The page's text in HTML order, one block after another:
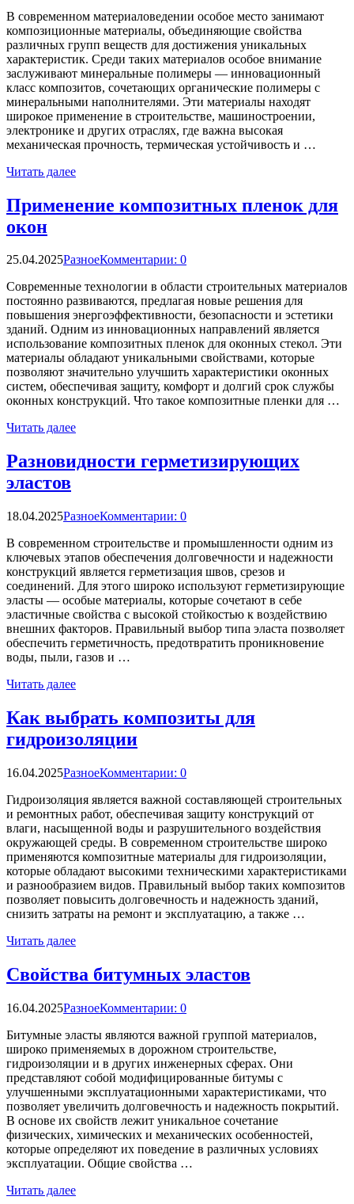
В современном материаловедении особое место занимают
композиционные материалы, объединяющие свойства
различных групп веществ для достижения уникальных
характеристик. Среди таких материалов особое внимание
заслуживают минеральные полимеры — инновационный
класс композитов, сочетающих органические полимеры с
минеральными наполнителями. Эти материалы находят
широкое применение в строительстве, машиностроении,
электронике и других отраслях, где важна высокая
механическая прочность, термическая устойчивость и …
Читать далее
Применение композитных пленок для
окон
25.04.2025РазноеКомментарии: 0
Современные технологии в области строительных материалов
постоянно развиваются, предлагая новые решения для
повышения энергоэффективности, безопасности и эстетики
зданий. Одним из инновационных направлений является
использование композитных пленок для оконных стекол. Эти
материалы обладают уникальными свойствами, которые
позволяют значительно улучшить характеристики оконных
систем, обеспечивая защиту, комфорт и долгий срок службы
оконных конструкций. Что такое композитные пленки для …
Читать далее
Разновидности герметизирующих
эластов
18.04.2025РазноеКомментарии: 0
В современном строительстве и промышленности одним из
ключевых этапов обеспечения долговечности и надежности
конструкций является герметизация швов, срезов и
соединений. Для этого широко используют герметизирующие
эласты — особые материалы, которые сочетают в себе
эластичные свойства с высокой стойкостью к воздействию
внешних факторов. Правильный выбор типа эласта позволяет
обеспечить герметичность, предотвратить проникновение
воды, пыли, газов и …
Читать далее
Как выбрать композиты для
гидроизоляции
16.04.2025РазноеКомментарии: 0
Гидроизоляция является важной составляющей строительных
и ремонтных работ, обеспечивая защиту конструкций от
влаги, насыщенной воды и разрушительного воздействия
окружающей среды. В современном строительстве широко
применяются композитные материалы для гидроизоляции,
которые обладают высокими техническими характеристиками
и разнообразием видов. Правильный выбор таких композитов
позволяет повысить долговечность и надежность зданий,
снизить затраты на ремонт и эксплуатацию, а также …
Читать далее
Свойства битумных эластов
16.04.2025РазноеКомментарии: 0
Битумные эласты являются важной группой материалов,
широко применяемых в дорожном строительстве,
гидроизоляции и в других инженерных сферах. Они
представляют собой модифицированные битумы с
улучшенными эксплуатационными характеристиками, что
позволяет увеличить долговечность и надежность покрытий.
В основе их свойств лежит уникальное сочетание
физических, химических и механических особенностей,
которые определяют их поведение в различных условиях
эксплуатации. Общие свойства …
Читать далее